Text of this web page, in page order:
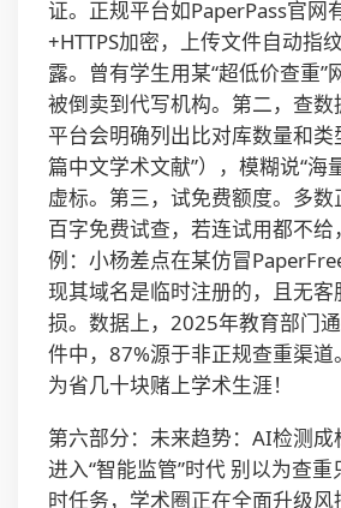
证。正规平台如PaperPass官网
+HTTPS加密，上传文件自动指
露。曾有学生用某“超低价查重”
被倒卖到代写机构。第二，查
平台会明确列出比对库数量和类
篇中文学术文献”），模糊说“海
虚标。第三，试免费额度。多
百字免费试查，若连试用都不给
例：小杨差点在某仿冒
现其域名是临时注册的，且无客
损。数据上，2025年教育部门
件中，87%源于非正规查重渠道
为省几十块赌上学术生涯！
第六部分：未来趋势：AI检测成
进入“智能监管”时代 别以为查
时任务，学术圈正在全面升级风